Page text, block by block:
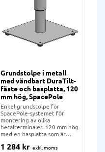
Grundstolpe i metall
med vändbart DuraTilt-
fäste och basplatta, 120
mm hög, SpacePole
Enkel grundstolpe för
SpacePole-systemet för
montering av olika
betalterminaler. 120 mm hög
med en basplatta som är
medföljande DuraTilt-fäste
1 284 kr